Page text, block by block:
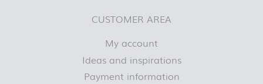
CUSTOMER AREA
My account
Ideas and inspirations
Payment information